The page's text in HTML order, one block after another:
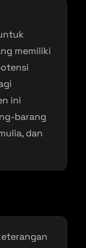
memiliki
ini
barang
dan